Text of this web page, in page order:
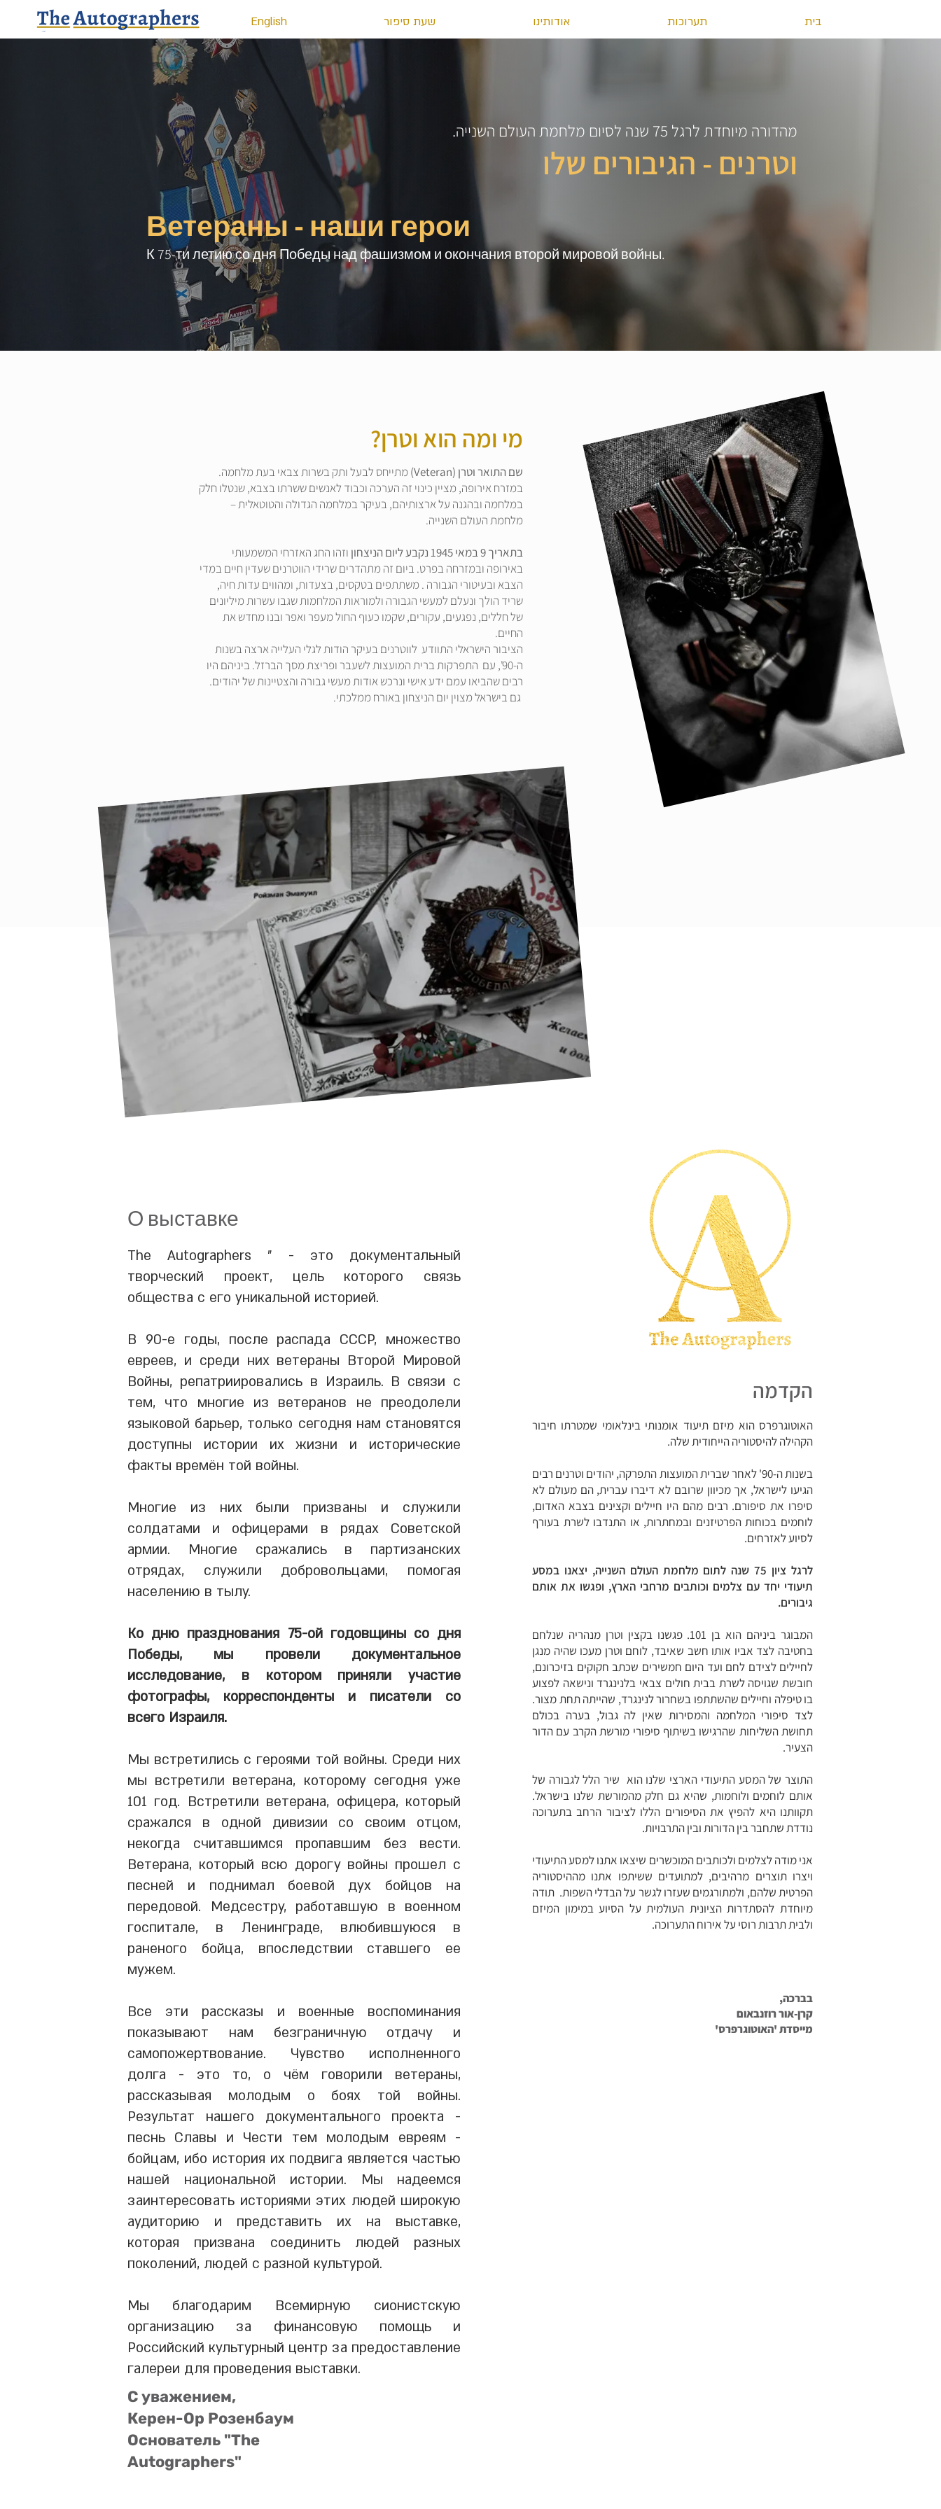
בית תערוכות אודותינו שעת סיפור English
מהדורה מיוחדת לרגל 75 שנה לסיום מלחמת העולם השנייה.
וטרנים - הגיבורים שלו
Ветераны - наши герои
К 75-ти летию со дня Победы над фашизмом и окончания второй мировой войны.
מי ומה הוא וטרן?
שם התואר וטרן (Veteran)
מתייחס לבעל ותק בשרות צבאי בעת מלחמה.
במזרח אירופה, מציין כינוי זה הערכה וכבוד לאנשים ששרתו בצבא, שנטלו חלק
במלחמה ובהגנה על ארצותיהם, בעיקר במלחמה הגדולה והטוטאלית –
מלחמת העולם השנייה.
בתאריך 9 במאי 1945 נקבע ליום הניצחון
וזהו החג האזרחי המשמעותי
באירופה ובמזרחה בפרט. ביום זה מתהדרים שרידי הווטרנים שעדין חיים במדי
הצבא ובעיטורי הגבורה . משתתפים בטקסים, בצעדות, ומהווים עדות חיה,
שריד הולך ונעלם למעשי הגבורה ולמוראות המלחמות שגבו עשרות מיליונים
של חללים, נפגעים, עקורים, שקמו כעוף החול מעפר ואפר ובנו מחדש את
החיים.
הציבור הישראלי התוודע לווטרנים בעיקר הודות לגלי העלייה ארצה בשנות
ה-90', עם התפרקות ברית המועצות לשעבר ופריצת מסך הברזל. ביניהם היו
רבים שהביאו עמם ידע אישי ונרכש אודות מעשי גבורה והצטיינות של יהודים.
גם בישראל מצוין יום הניצחון באורח ממלכתי.
О выставке
The Autographers " - это документальный
творческий проект, цель которого связь
общества с его уникальной историей.
В 90-е годы, после распада СССР, множество
евреев, и среди них ветераны Второй Мировой
Войны, репатриировались в Израиль. В связи с
тем, что многие из ветеранов не преодолели
языковой барьер, только сегодня нам становятся
доступны истории их жизни и исторические
факты времён той войны.
Многие из них были призваны и служили
солдатами и офицерами в рядах Советской
армии. Многие сражались в партизанских
отрядах, служили добровольцами, помогая
населению в тылу.
Ко дню празднования 75-ой годовщины со дня
Победы,
мы провели документальное
исследование, в котором приняли участие
фотографы, корреспонденты и писатели со
всего Израиля.
Мы встретились с героями той войны. Среди них
мы встретили ветерана, которому сегодня уже
101 год. Встретили ветерана, офицера, который
сражался в одной дивизии со своим отцом,
некогда считавшимся пропавшим без вести.
Ветерана, который всю дорогу войны прошел с
песней и поднимал боевой дух бойцов на
передовой. Медсестру, работавшую в военном
госпитале, в Ленинграде, влюбившуюся в
раненого бойца, впоследствии ставшего ее
мужем.
Все эти рассказы и военные воспоминания
показывают нам безграничную отдачу и
самопожертвование. Чувство исполненного
долга - это то, о чём говорили ветераны,
рассказывая молодым о боях той войны.
Результат нашего документального проекта -
песнь Славы и Чести тем молодым евреям -
бойцам, ибо история их подвига является частью
нашей национальной истории. Мы надеемся
заинтересовать историями этих людей широкую
аудиторию и представить их на выставке,
которая призвана соединить людей разных
поколений, людей с разной культурой.
Мы благодарим Всемирную сионистскую
организацию за финансовую помощь и
Российский культурный центр за предоставление
галереи для проведения выставки.
הקדמה
האוטוגרפרס הוא מיזם תיעוד אומנותי בינלאומי שמטרתו חיבור
הקהילה להיסטוריה הייחודית שלה.
בשנות ה-90' לאחר שברית המועצות התפרקה, יהודים וטרנים רבים
הגיעו לישראל, אך מכיוון שרובם לא דיברו עברית, הם מעולם לא
סיפרו את סיפורם. רבים מהם היו חיילים וקצינים בצבא האדום,
לוחמים בכוחות הפרטיזנים ובמחתרות, או התנדבו לשרת בעורף
לסיוע לאזרחים.
לרגל ציון 75 שנה לתום מלחמת העולם השנייה, יצאנו במסע
תיעודי יחד עם צלמים וכותבים מרחבי הארץ, ופגשו את אותם
גיבורים.
המבוגר ביניהם הוא בן 101. פגשנו בקצין וטרן מנהריה שנלחם
בחטיבה לצד אביו אותו חשב שאיבד, לוחם וטרן מעכו שהיה מנגן
לחיילים לצידם לחם ועד היום חמשירים שכתב חקוקים בזיכרונם,
חובשת שגויסה לשרת בבית חולים צבאי בלנינגרד ונישאה לפצוע
בו טיפלה וחיילים שהשתתפו בשחרור לנינגרד, שהייתה תחת מצור.
לצד סיפורי המלחמה והמסירות שאין לה גבול, בערה בכולם
תחושת השליחות שהרגישו בשיתוף סיפורי מורשת הקרב עם הדור
הצעיר.
התוצר של המסע התיעודי הארצי שלנו הוא שיר הלל לגבורה של
אותם לוחמים ולוחמות, שהיא גם חלק מהמורשת שלנו בישראל.
תקוותנו היא להפיץ את הסיפורים הללו לציבור הרחב בתערוכה
נודדת שתחבר בין הדורות ובין התרבויות.
אני מודה לצלמים ולכותבים המוכשרים שיצאו אתנו למסע התיעודי
ויצרו תוצרים מרהיבים, למתועדים ששיתפו אתנו מההיסטוריה
הפרטית שלהם, ולמתורגמים שעזרו לגשר על הבדלי השפות. תודה
מיוחדת להסתדרות הציונית העולמית על הסיוע במימון המיזם
ולבית תרבות רוסי על אירוח התערוכה.
С уважением,
Керен-Ор Розенбаум
Основатель "The
Autographers"
בברכה,
קרן-אור רוזנבאום
מייסדת 'האוטוגרפרס'